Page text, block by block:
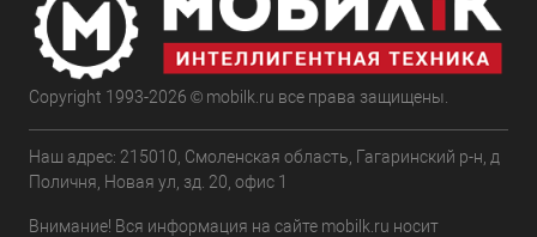
Copyright 1993-2026 © mobilk.ru все права защищены.
Наш адрес: 215010, Смоленская область, Гагаринский р-н, д
Поличня, Новая ул, зд. 20, офис 1
Внимание! Вся информация на сайте mobilk.ru носит